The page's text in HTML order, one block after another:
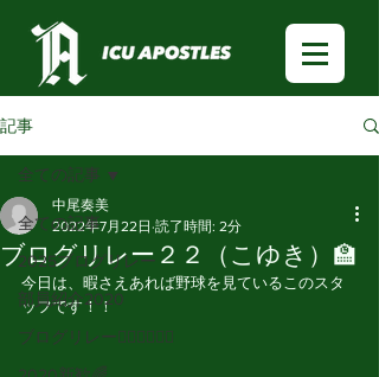
記事
全ての記事
2025ブログリレー
部員紹介2020
ブログリレー🏃🏻‍♂️🏃🏻‍♀️
全ての記事
ブログリレー２２（こゆき）🏫
中尾奏美
2022年7月22日 読了時間: 2分
今日は、暇さえあれば野球を見ているこのスタ
ッフです！！